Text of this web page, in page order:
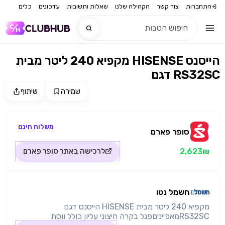
התחברות צור קשר הקהילה שלנו שאלות ותשובות עדכונים כלים
שיתוף שמירה
מקפיא 240 ליטר מבית HISENSE הייסנס
דגם RS32SC
סופר פארם משלוח חינם
2,623₪ לרכישה באתר סופר פארם
חשמל נטו
מקפיא 240 ליטר מבית HISENSE הייסנס דגם
RS32SCמאפייניםפנל בקרה חיצוני עליון כולל ווסת